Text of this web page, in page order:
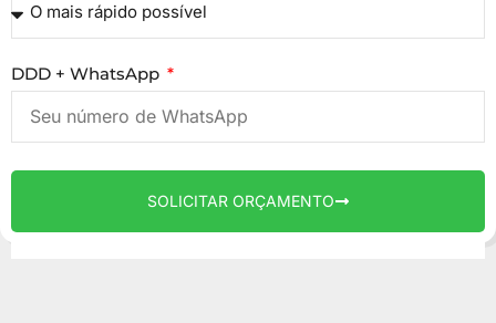
DDD + WhatsApp
SOLICITAR ORÇAMENTO